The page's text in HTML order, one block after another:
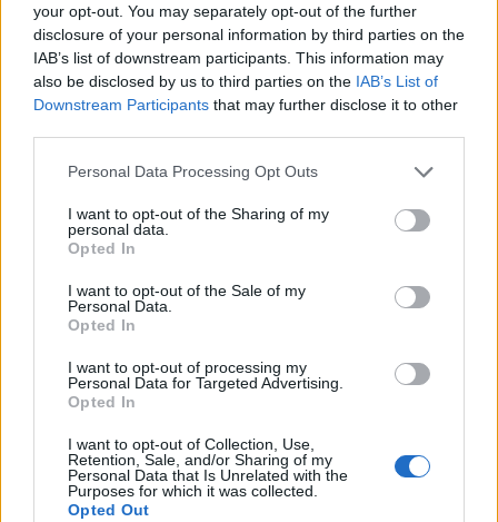
your opt-out. You may separately opt-out of the further
disclosure of your personal information by third parties on the
IAB’s list of downstream participants. This information may
also be disclosed by us to third parties on the IAB’s List of
Downstream Participants that may further disclose it to other
Please note that this website/app uses one or more Google
not limited to your visit or usage behaviour. You may click to
grant or deny consent to Google and its third-party tags to
use your data for below specified purposes in below Google
consent section.
Personal Data Processing Opt Outs
I want to opt-out of the Sharing of my
personal data.
Opted In
I want to opt-out of the Sale of my
Personal Data.
Opted In
I want to opt-out of processing my
Personal Data for Targeted Advertising.
Opted In
I want to opt-out of Collection, Use,
Retention, Sale, and/or Sharing of my
Personal Data that Is Unrelated with the
Purposes for which it was collected.
Opted Out
ΣΧΕΤΙΚΑ ΜΕ ΕΜΑΣ
Η εταιρεία με την επωνυμία “POLITICAL MEDIA GROUP A.E.” και κατ’
συμμορφώνονται με τη Σύσταση (ΕΕ) 2018/334 της Επιτροπής της 1ης
Μαρτίου 2018 σχετικά με τα μέτρα για την αποτελεσματική
Μοναδικός αριθμός Μ.Η.Τ. 262047